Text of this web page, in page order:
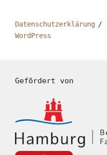
Datenschutzerklärung
WordPress
Gefördert von